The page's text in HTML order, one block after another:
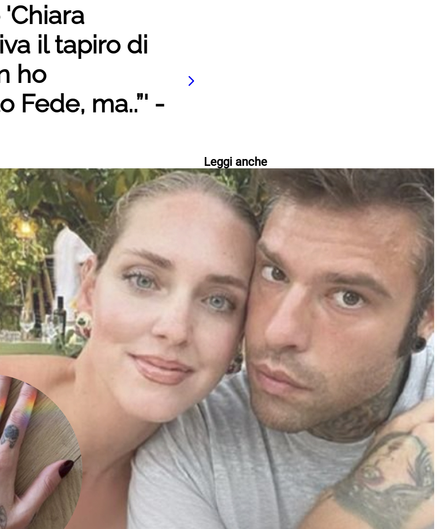
il tapiro di
ho
Fede, ma..”' -
Leggi anche
Marcinelle, Capone (UGL): “La
memoria diventi impegno
concreto per la sicurezza sul
lavoro”
Deepfake di Mentana, il Garante
della Privacy ferma Striscia la
Notizia: stop ai finti servizi realizzati
con l’AI
Giallo a Portici, trovati due cadaveri
in un appartamento: morti una
donna di 82 anni e il nipote